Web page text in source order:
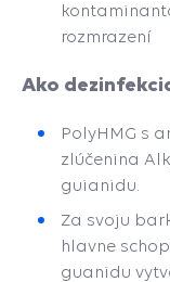
rozmrazení
Ako
PolyHMG s
zlúčenina
guianidu.
Za svoju
hlavne
guanidu